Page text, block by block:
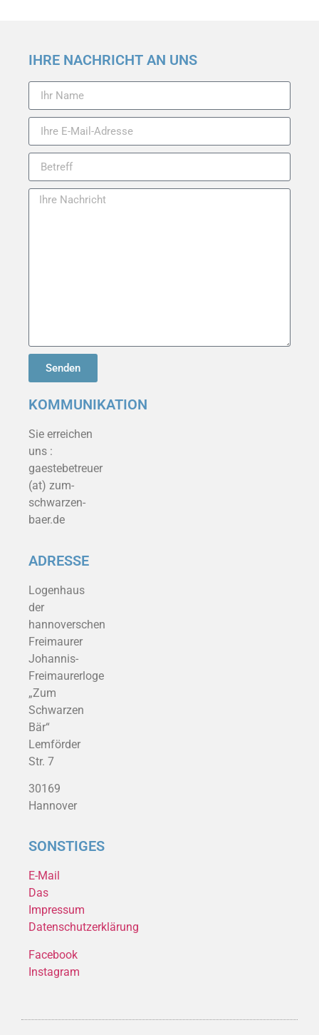
IHRE NACHRICHT AN UNS
Senden
KOMMUNIKATION
Sie erreichen
uns :
gaestebetreuer
(at) zum-
schwarzen-
baer.de
ADRESSE
Logenhaus
der
hannoverschen
Freimaurer
Johannis-
Freimaurerloge
„Zum
Schwarzen
Bär“
Lemförder
Str. 7
30169
Hannover
SONSTIGES
E-Mail
Das
Impressum
Datenschutzerklärung
Facebook
Instagram